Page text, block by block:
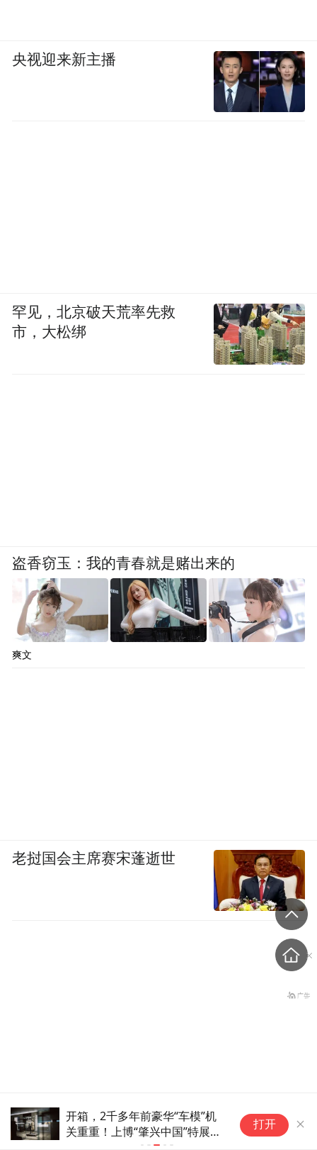
茫茫戈壁中的神秘建筑，有答案
了
打开
央视迎来新主播
罕见，北京破天荒率先救
市，大松绑
盗香窃玉：我的青春就是赌出来的
爽文
老挝国会主席赛宋蓬逝世
被中方反制的7家美国实体有
何来头？